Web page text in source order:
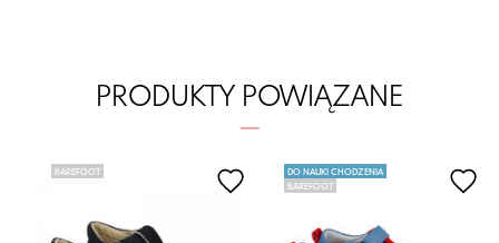
PRODUKTY POWIĄZANE
BAREFOOT
DO NAUKI CHODZENIA
BAREFOOT